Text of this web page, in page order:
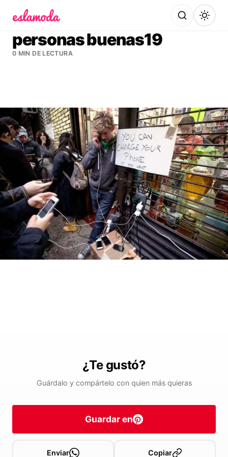
personas buenas19
0 MIN DE LECTURA
¿Te gustó?
Guárdalo y compártelo con quien más quieras
Guardar en
Enviar Copiar